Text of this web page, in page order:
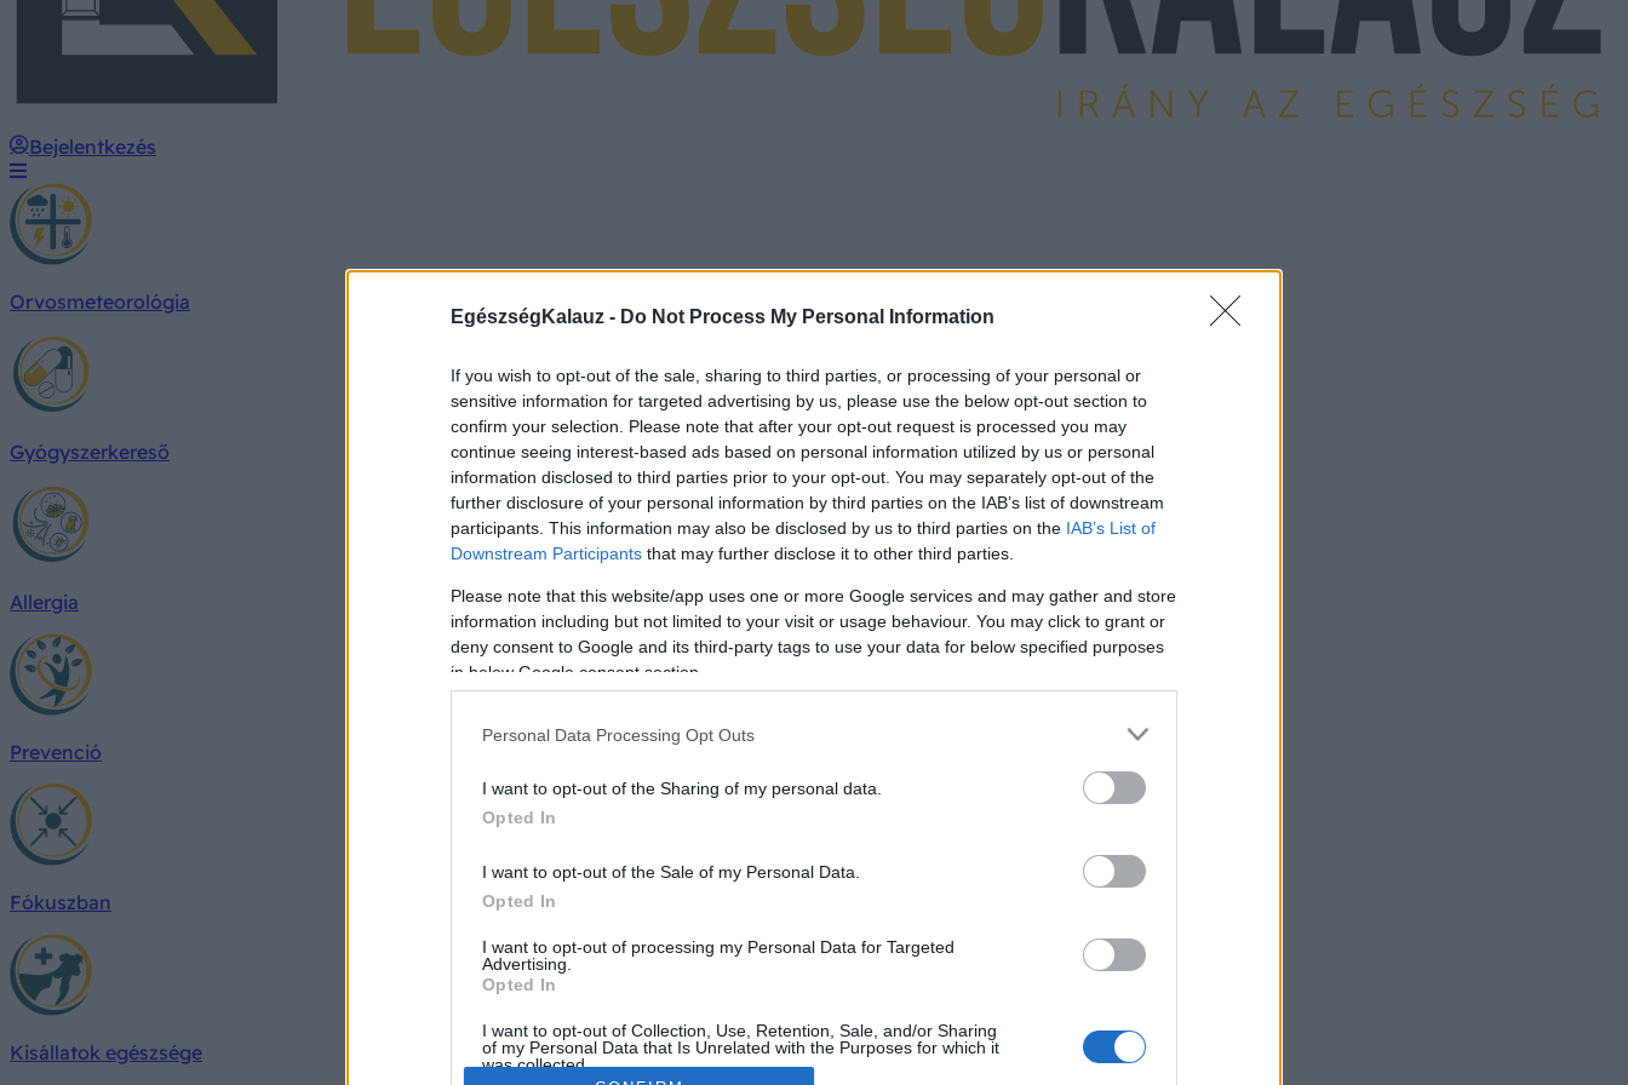
EgészségKalauz - Do Not Process My Personal Information
If you wish to opt-out of the sale, sharing to third parties, or processing of your personal or
sensitive information for targeted advertising by us, please use the below opt-out section to
confirm your selection. Please note that after your opt-out request is processed you may
continue seeing interest-based ads based on personal information utilized by us or personal
information disclosed to third parties prior to your opt-out. You may separately opt-out of the
further disclosure of your personal information by third parties on the IAB’s list of downstream
participants. This information may also be disclosed by us to third parties on the IAB’s List of
Downstream Participants that may further disclose it to other third parties.
Please note that this website/app uses one or more Google services and may gather and store
information including but not limited to your visit or usage behaviour. You may click to grant or
deny consent to Google and its third-party tags to use your data for below specified purposes
in below Google consent section.
Personal Data Processing Opt Outs
I want to opt-out of the Sharing of my personal data.
Opted In
I want to opt-out of the Sale of my Personal Data.
Opted In
I want to opt-out of processing my Personal Data for Targeted
Advertising.
Opted In
I want to opt-out of Collection, Use, Retention, Sale, and/or Sharing
of my Personal Data that Is Unrelated with the Purposes for which it
was collected.
Bejelentkezés
Orvosmeteorológia
Gyógyszerkereső
Allergia
Prevenció
Fókuszban
Kisállatok egészsége